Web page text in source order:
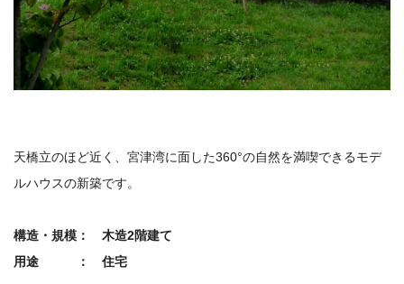
天橋立のほど近く、宮津湾に面した360°の自然を満喫できるモデ
ルハウスの新築です。
構造・規模： 木造2階建て
用途 ： 住宅